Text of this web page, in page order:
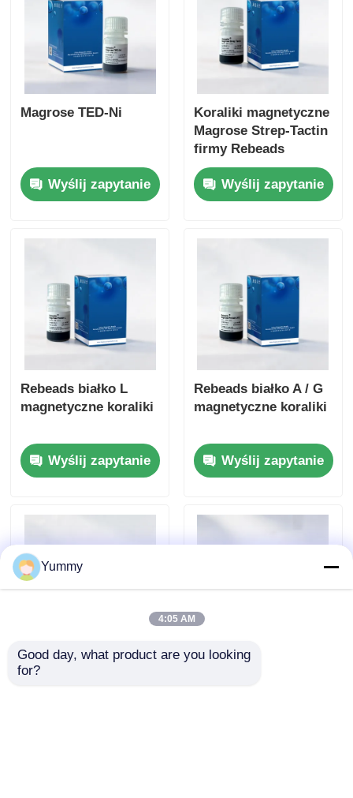
Magrose TED-Ni
Wyślij zapytanie
Koraliki magnetyczne
Magrose Strep-Tactin
firmy Rebeads
Wyślij zapytanie
Rebeads białko L
magnetyczne koraliki
Wyślij zapytanie
Rebeads białko A / G
magnetyczne koraliki
Wyślij zapytanie
Białko A Magnetyczne
Rebeads Magrose
Yummy
4:05 AM
Good day, what product are you looking
for?